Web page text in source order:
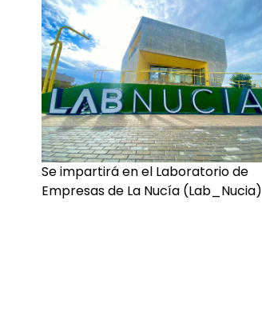
Se impartirá en el Laboratorio de
Empresas de La Nucía (Lab_Nucia)